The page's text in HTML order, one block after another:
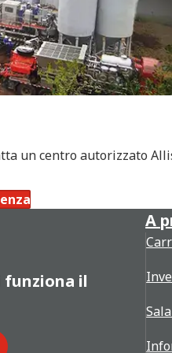
un centro autorizzato
il
A